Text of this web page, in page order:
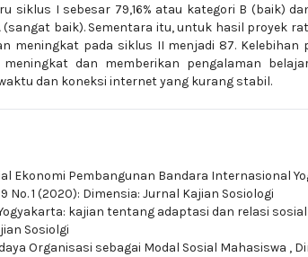
siklus I sebesar 79,16% atau kategori B (baik)
(sangat baik). Sementara itu, untuk hasil proyek
meningkat pada siklus II menjadi 87. Kelebihan
dan memberikan pengalaman
dan koneksi internet yang kurang stabil.
Ekonomi Pembangunan Bandara Internasional
No. 1 (2020): Dimensia: Jurnal Kajian Sosiologi
kajian tentang adaptasi dan relasi
Sosiolgi
Organisasi sebagai Modal Sosial Mahasiswa ,